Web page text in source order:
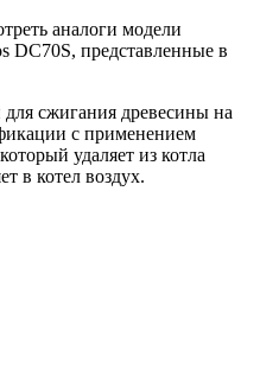
аналоги модели
DC70S, представленные в
сжигания древесины на
с применением
удаляет из котла
в котел воздух.